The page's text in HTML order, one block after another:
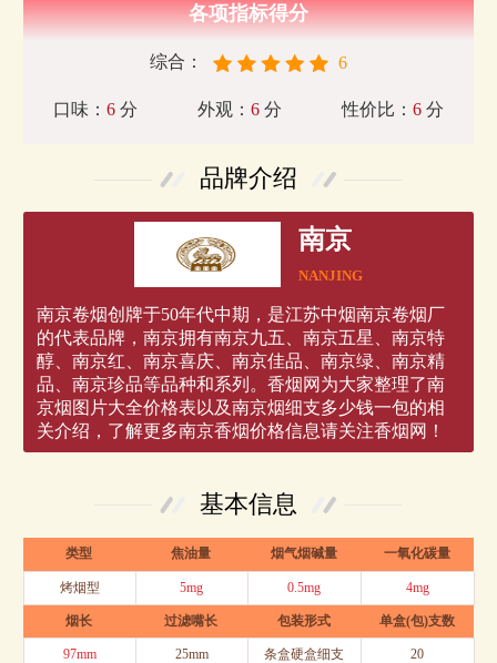
各项指标得分
综合： 6
口味： 6分 外观： 6 分 性价比：6 分
品牌介绍
南京
NANJING
南京卷烟创牌于50年代中期，是江苏中烟南京卷烟厂
的代表品牌，南京拥有南京九五、南京五星、南京特
醇、南京红、南京喜庆、南京佳品、南京绿、南京精
品、南京珍品等品种和系列。香烟网为大家整理了南
京烟图片大全价格表以及南京烟细支多少钱一包的相
关介绍，了解更多南京香烟价格信息请关注香烟网！
基本信息
类型 焦油量 烟气烟碱量 一氧化碳量
烤烟型 5mg 0.5mg 4mg
烟长 过滤嘴长 包装形式 单盒(包)支数
97mm 25mm 条盒硬盒细支 20